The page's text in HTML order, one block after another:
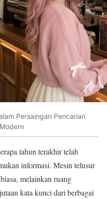
Persaingan Pencarian
tahun terakhir telah
informasi. Mesin telusur
melainkan ruang
kata kunci dari berbagai